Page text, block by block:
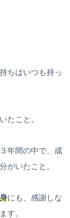
ちはいつも持っ
たこと。
年間の中で、成
がいたこと。
にも、感謝しな
す。